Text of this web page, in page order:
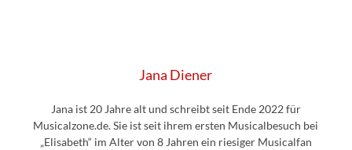
Jana Diener
Jana ist 20 Jahre alt und schreibt seit Ende 2022 für
Musicalzone.de. Sie ist seit ihrem ersten Musicalbesuch bei
„Elisabeth“ im Alter von 8 Jahren ein riesiger Musicalfan